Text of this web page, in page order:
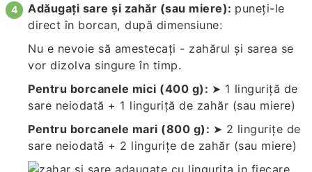
Adăugați sare și zahăr (sau miere): puneți-le
direct în borcan, după dimensiune:
Nu e nevoie să amestecați - zahărul și sarea se
vor dizolva singure în timp.
Pentru borcanele mici (400 g): ➤ 1 linguriță de
sare neiodată + 1 linguriță de zahăr (sau miere)
Pentru borcanele mari (800 g): ➤ 2 lingurițe de
sare neiodată + 2 lingurițe de zahăr (sau miere)